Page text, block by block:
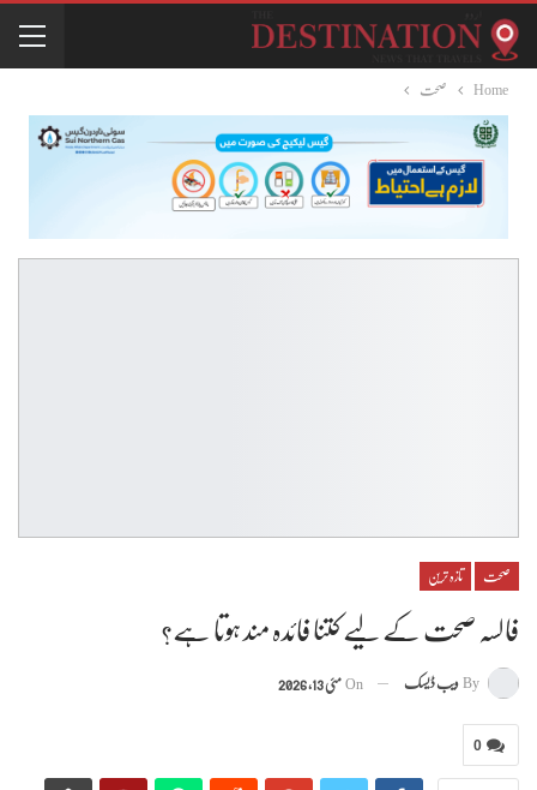
Home صحت
صحت تازہ ترین
فالسہ صحت کے لیے کتنا فائدہ مند ہوتا ہے؟
By ویب ڈیسک On مئی 13, 2026
0